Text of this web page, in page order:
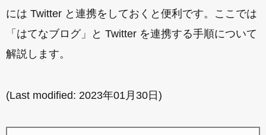
には Twitter と連携をしておくと便利です。ここでは
「はてなブログ」と Twitter を連携する手順について
解説します。
(Last modified: 2023年01月30日 )